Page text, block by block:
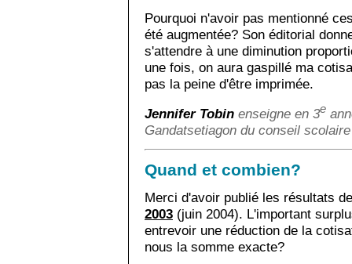
Pourquoi n'avoir pas mentionné
été augmentée? Son éditorial
s'attendre à une diminution
une fois, on aura gaspillé ma
pas la peine d'être imprimée.
Jennifer Tobin enseigne en 3e
Gandatsetiagon du conseil
Quand et combien?
Merci d'avoir publié les résultats
2003 (juin 2004). L'important
entrevoir une réduction de la
nous la somme exacte?